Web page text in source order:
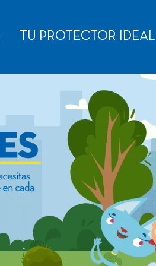
TU PROTECTOR IDEAL